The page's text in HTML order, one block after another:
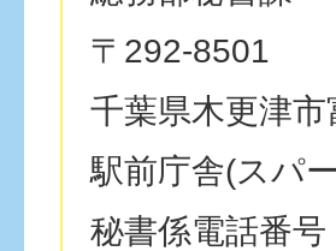
〒292-8501
千葉県木更津
駅前庁舎(スパ
秘書係電話番